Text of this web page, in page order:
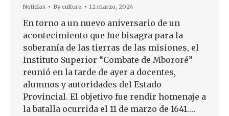
Noticias Bycultura 12 marzo, 2024
En torno a un nuevo aniversario de un
acontecimiento que fue bisagra para la
soberanía de las tierras de las misiones, el
Instituto Superior “Combate de Mbororé”
reunió en la tarde de ayer a docentes,
alumnos y autoridades del Estado
Provincial. El objetivo fue rendir homenaje a
la batalla ocurrida el 11 de marzo de 1641.…